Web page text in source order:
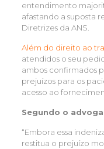
entendimento
afastando a suposta
Diretrizes da ANS.
Além do direito ao
atendidos o seu
ambos confirmados
prejuízos para os
acesso ao
Segundo o
“Embora essa
restitua o prejuízo